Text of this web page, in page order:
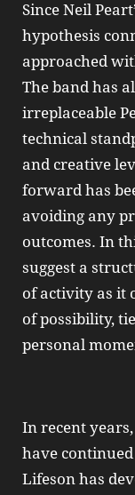
Since Neil
hypothesis
approached
The band has
irreplaceable
technical
and creative
forward has
avoiding any
outcomes. In
suggest a
of activity as it
of possibility,
personal
In recent
have
Lifeson has